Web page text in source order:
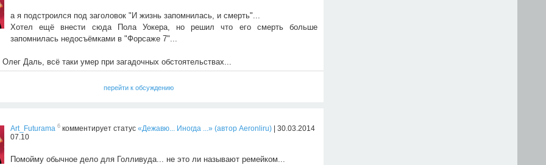
а я подстроился под заголовок "И жизнь запомнилась, и смерть"...
Хотел ещё внести сюда Пола Уокера, но решил что его смерть больше
запомнилась недосъёмками в "Форсаже 7"...
Даль, всё таки умер при загадочных обстоятельствах...
перейти к обсуждению
Art_Futurama 6 комментирует статус «Дежавю... Иногда ...» (автор Aeronliru) | 30.03.2014
07.10
Помойму обычное дело для Голливуда... не это ли называют ремейком...